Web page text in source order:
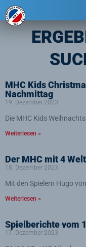
MHC Kids
Nachmittag
19. Dezember 2023
Die MHC Kids
Weiterlesen »
Der MHC mit 4
18. Dezember 2023
Mit den Spielern Hugo
Weiterlesen »
Spielberichte vom
17. Dezember 2023